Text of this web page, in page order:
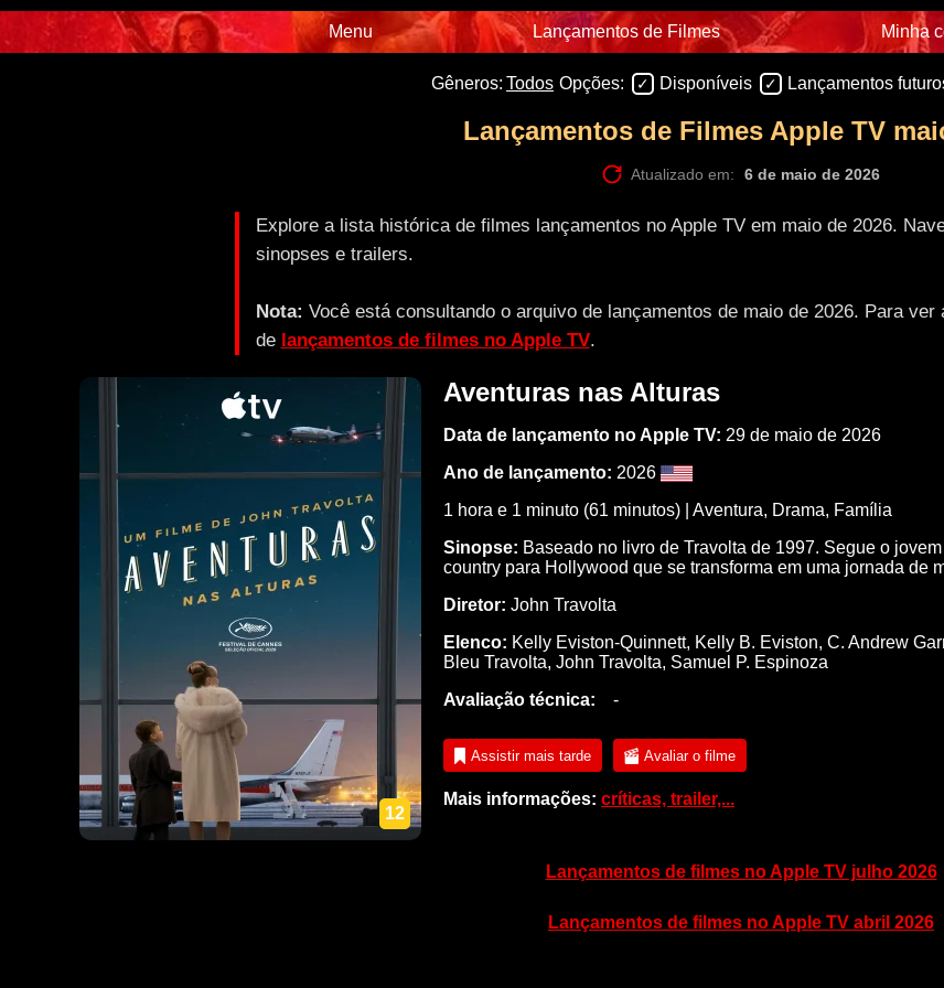
Menu Lançamentos de Filmes Minha
Gêneros: Todos Opções: Disponíveis Lançamentos
Lançamentos de Filmes Apple TV
Atualizado em: 6 de maio de 2026
Explore a lista histórica de filmes lançamentos no Apple TV em maio de 2026.
sinopses e trailers.
Nota: Você está consultando o arquivo de lançamentos de maio de 2026. Para
de lançamentos de filmes no Apple TV.
12
Aventuras nas Alturas
Data de lançamento no Apple TV: 29 de maio de 2026
Ano de lançamento: 2026
1 hora e 1 minuto (61 minutos) | Aventura, Drama, Família
Sinopse: Baseado no livro de Travolta de 1997. Segue o
country para Hollywood que se transforma em uma jornada de
Diretor: John Travolta
Elenco: Kelly Eviston-Quinnett, Kelly B. Eviston, C. Andrew
Bleu Travolta, John Travolta, Samuel P. Espinoza
Avaliação técnica:
-
Assistir mais tarde Avaliar o filme
Mais informações: críticas, trailer,...
Lançamentos de filmes no Apple TV julho 2026
Lançamentos de filmes no Apple TV abril 2026